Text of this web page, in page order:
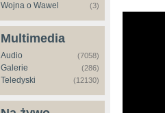
Wojna o Wawel (3)
Multimedia
Audio (7058)
Galerie (286)
Teledyski (12130)